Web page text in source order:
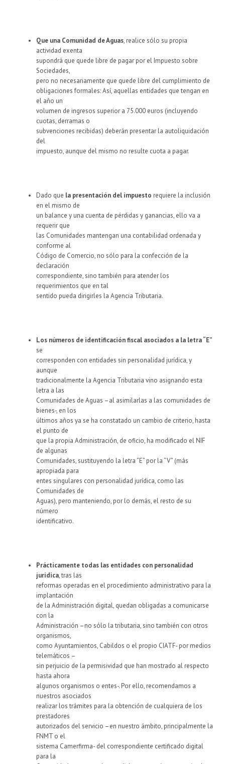
Que una Comunidad de Aguas, realice sólo su propia
actividad exenta
supondrá que quede libre de pagar por el Impuesto sobre
Sociedades,
pero no necesariamente que quede libre del cumplimiento de
obligaciones formales: Así, aquellas entidades que tengan en
el año un
volumen de ingresos superior a 75.000 euros (incluyendo
cuotas, derramas o
subvenciones recibidas) deberán presentar la autoliquidación
del
impuesto, aunque del mismo no resulte cuota a pagar.
Dado que la presentación del impuesto requiere la inclusión
en el mismo de
un balance y una cuenta de pérdidas y ganancias, ello va a
requerir que
las Comunidades mantengan una contabilidad ordenada y
conforme al
Código de Comercio, no sólo para la confección de la
declaración
correspondiente, sino también para atender los
requerimientos que en tal
sentido pueda dirigirles la Agencia Tributaria.
Los números de identificación fiscal asociados a la letra “E”
se
corresponden con entidades sin personalidad jurídica, y
aunque
tradicionalmente la Agencia Tributaria vino asignando esta
letra a las
Comunidades de Aguas –al asimilarlas a las comunidades de
bienes-, en los
últimos años ya se ha constatado un cambio de criterio, hasta
el punto de
que la propia Administración, de oficio, ha modificado el NIF
de algunas
Comunidades, sustituyendo la letra “E” por la “V” (más
apropiada para
entes singulares con personalidad jurídica, como las
Comunidades de
Aguas), pero manteniendo, por lo demás, el resto de su
número
identificativo.
Prácticamente todas las entidades con personalidad
jurídica, tras las
reformas operadas en el procedimiento administrativo para la
implantación
de la Administración digital, quedan obligadas a comunicarse
con la
Administración –no sólo la tributaria, sino también con otros
organismos,
como Ayuntamientos, Cabildos o el propio CIATF- por medios
telemáticos –
sin perjuicio de la permisividad que han mostrado al respecto
hasta ahora
algunos organismos o entes-. Por ello, recomendamos a
nuestros asociados
realizar los trámites para la obtención de cualquiera de los
prestadores
autorizados del servicio –en nuestro ámbito, principalmente la
FNMT o el
sistema Camerfirma- del correspondiente certificado digital
para la